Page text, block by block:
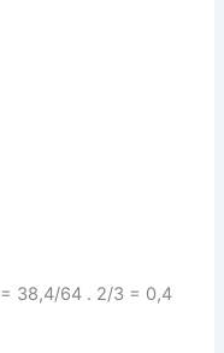
= 38,4/64 . 2/3 = 0,4